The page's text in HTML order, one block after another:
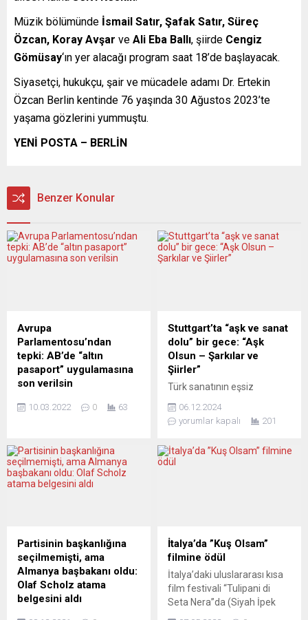
Müzik bölümünde İsmail Satır, Şafak Satır, Süreç
Özcan, Koray Avşar ve Ali Eba Ballı, şiirde Cengiz
Gömüsay‘ın yer alacağı program saat 18’de başlayacak.
Siyasetçi, hukukçu, şair ve mücadele adamı Dr. Ertekin
Özcan Berlin kentinde 76 yaşında 30 Ağustos 2023’te
yaşama gözlerini yummuştu.
YENİ POSTA – BERLİN
Benzer Konular
Avrupa
Parlamentosu’ndan
tepki: AB’de “altın
pasaport” uygulamasına
son verilsin
milletvekilleri, “altın
uygulamasının Avrupa Birliği
(AB) ülkelerinde
yasaklanmasını talep eden
edildi. Raporun yasal süreç
başlatacak olması nedeniyle
AB Komisyonu’nun altın
pasaport uygulamasıyla ilgili
yeni bir yasal düzenleme
teklifi hazırlaması
10.03.2022 0 63
Stuttgart’ta “aşk ve sanat
dolu” bir gece: “Aşk
Olsun – Şarkılar ve
Şiirler”
Türk sanatının eşsiz
dokunuşları, Stuttgart’ta
düzenlenecek olan “Aşk
etkinliği ile sanatseverlerle
adresindeki
Arbeiterbildungszentrum e.
güçlü sesi ve yorumlarıyla
tanınan solist Funda Banaz
damga vuracak....
06.12.2024
yorumlar kapalı
201
Partisinin başkanlığına
seçilmemişti, ama
Almanya başbakanı oldu:
Olaf Scholz atama
belgesini aldı
İtalya’da ”Kuş Olsam”
filmine ödül
İtalya’daki uluslararası kısa
film festivali “Tulipani di
Seta Nera”da (Siyah İpek